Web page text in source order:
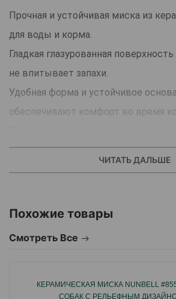
Прочная и устойчивая миска из
для воды и корма.
Гладкая глазурованная
не впитывает запахи.
Удобная форма и устойчивое
обеспечивают комфорт во время
Страна производства:Китай.
ЧИТАТЬ ДАЛЬШЕ
Похожие товары
Смотреть Все
КЕРАМИЧЕСКАЯ МИСКА NUNBELL
СОБАК С РЕЛЬЕФНЫМ